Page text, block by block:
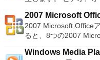
ア語、マレーシア語、
語、スペイン語、フラ
トヴィエシュ、リエト
ク、ポルスキ、ポルト
スロベンツキー、スロ
限のメモリーカード
8MBから64MBまでの
した。 高解像度グラ
1080pまたは4K HDで
ゲームを高い精度でエ
adjustment tool and
converter, spell check
2016 Personal Edition
Roaming and Docer online
Writer Efficient word
presentations creator.
使用が簡単です。制御
し、指示に従ってくだ
モート展開に使用可能
トフォームにVNC
は、スタンドアロンオ
ツ、さらにはYouTube
要なエンターテイメントの仲間で
ラウンドサウンドシス
の増え続けるコレクシ
か、PCまたはラップ
自の強化により、どこ
2007 Microsoft
PDF or XPS
2007 Microsoft Office
ると、8つの2007
XPS形式にエクスポー
すると、これらのプロ
Windows Media